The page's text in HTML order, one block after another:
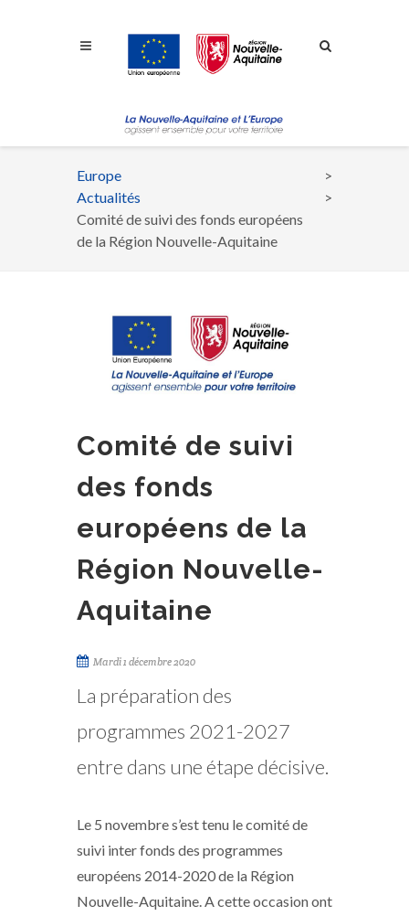
Fil
d'Ariane
Europe
Actualités
Comité de suivi des fonds européens
de la Région Nouvelle-Aquitaine
Comité de suivi
des fonds
européens de la
Région Nouvelle-
Aquitaine
Mardi 1 décembre 2020
La préparation des
programmes 2021-2027
entre dans une étape décisive.
Le 5 novembre s’est tenu le comité de
suivi inter fonds des programmes
européens 2014-2020 de la Région
Nouvelle-Aquitaine. A cette occasion ont